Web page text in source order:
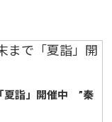
夏詣」開催中 ”秦